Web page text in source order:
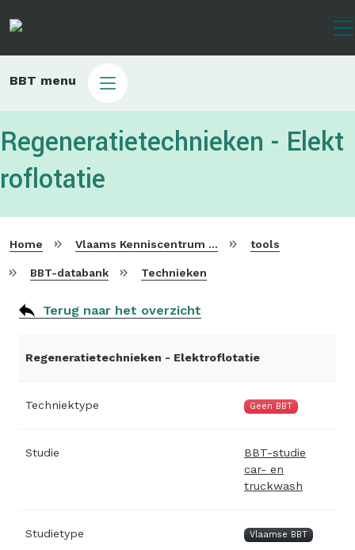
gaan
Main
BBT menu
Regeneratietechnieken - Elekt
roflotatie
Home Vlaams Kenniscentrum voor Beste Beschikbare Technieken tools
BBT-databank Technieken
Terug naar het overzicht
Regeneratietechnieken - Elektroflotatie
Techniektype Geen BBT
Studie
BBT-studie
car- en
truckwash
Studietype Vlaamse BBT